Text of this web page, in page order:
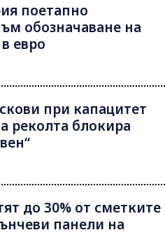
поетапно
обозначаване на
евро
при капацитет
реколта блокира
до 30% от сметките
панели на